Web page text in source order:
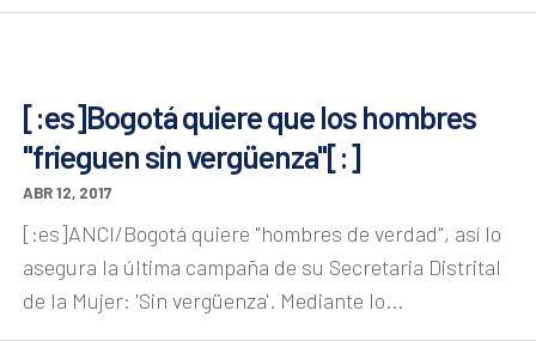
[:es]Bogotá quiere que los hombres
"frieguen sin vergüenza"[:]
ABR 12, 2017
[:es]ANCI/Bogotá quiere "hombres de verdad", así lo
asegura la última campaña de su Secretaria Distrital
de la Mujer: 'Sin vergüenza'. Mediante lo...